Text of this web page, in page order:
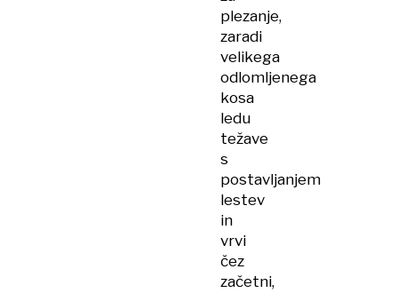
plezanje,
zaradi
velikega
odlomljenega
kosa
ledu
težave
s
postavljanjem
lestev
in
vrvi
čez
začetni,